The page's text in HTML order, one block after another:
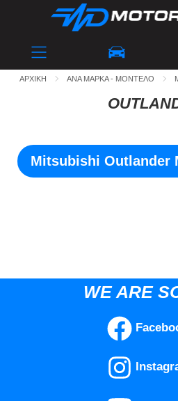
ΚΑΤΑΛΟΓΟΣ
Το καλάθι
ΑΡΧΙΚΗ ΑΝΑ ΜΑΡΚΑ - ΜΟΝΤΕΛΟ
Mitsubishi Outlander
WE ARE